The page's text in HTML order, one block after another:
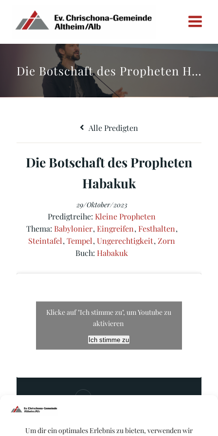
Um dir ein optimales Erlebnis zu bieten, verwenden wir
Inhalt
Die Botschaft des Propheten Habakuk
Alle Predigten
Die Botschaft des Propheten
Habakuk
29/Oktober/2023
Predigtreihe: Kleine Propheten
Thema: Babylonier, Eingreifen, Festhalten,
Steintafel,Tempel,Ungerechtigkeit, Zorn
Buch: Habakuk
Klicke auf "Ich stimme zu", um Youtube zu
aktivieren
Ich stimme zu
Enrico Schmidt